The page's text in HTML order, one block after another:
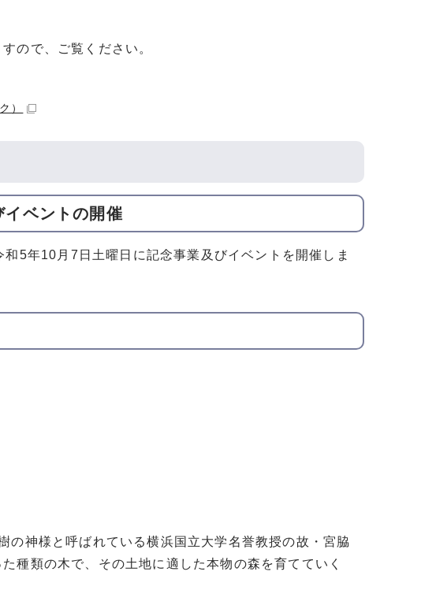
ので、ご覧ください。
）
ベントの開催
5年10月7日土曜日に記念事業及びイベントを開催しま
の神様と呼ばれている横浜国立大学名誉教授の故・宮脇
種類の木で、その土地に適した本物の森を育てていく